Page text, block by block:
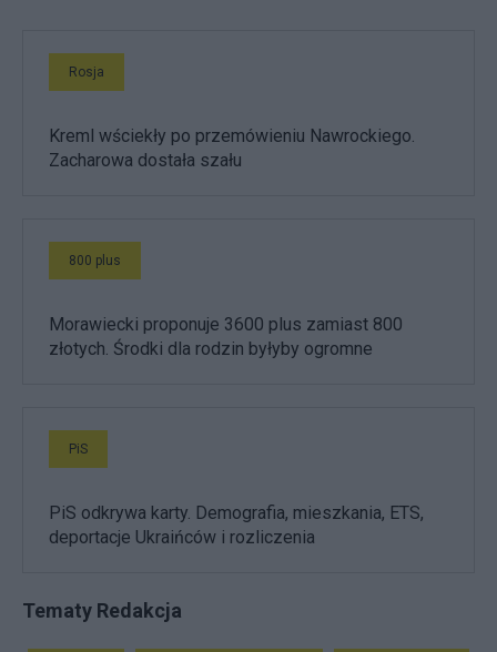
Rosja
Kreml wściekły po przemówieniu Nawrockiego.
Zacharowa dostała szału
800 plus
Morawiecki proponuje 3600 plus zamiast 800
złotych. Środki dla rodzin byłyby ogromne
PiS
PiS odkrywa karty. Demografia, mieszkania, ETS,
deportacje Ukraińców i rozliczenia
Tematy Redakcja